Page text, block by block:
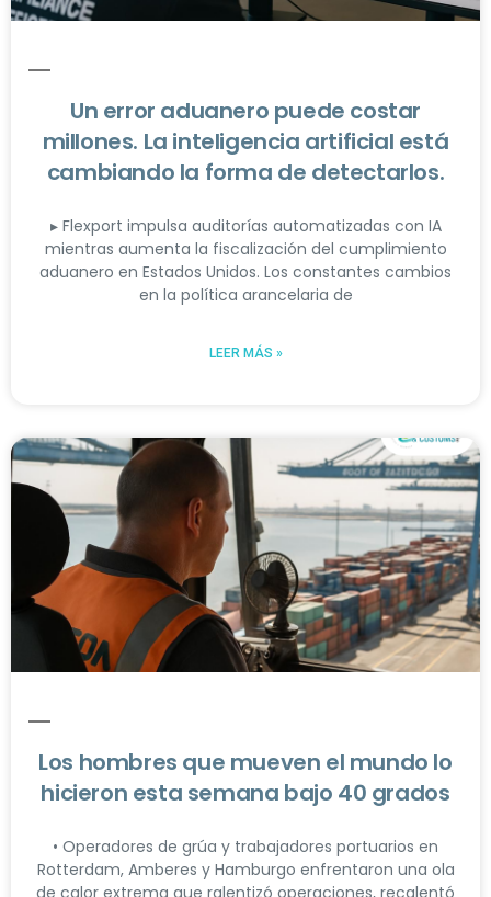
Un error aduanero puede costar
millones. La inteligencia artificial está
cambiando la forma de detectarlos.
▸ Flexport impulsa auditorías automatizadas con IA
mientras aumenta la fiscalización del cumplimiento
aduanero en Estados Unidos. Los constantes cambios
en la política arancelaria de
LEER MÁS »
Los hombres que mueven el mundo lo
hicieron esta semana bajo 40 grados
• Operadores de grúa y trabajadores portuarios en
Rotterdam, Amberes y Hamburgo enfrentaron una ola
de calor extrema que ralentizó operaciones, recalentó